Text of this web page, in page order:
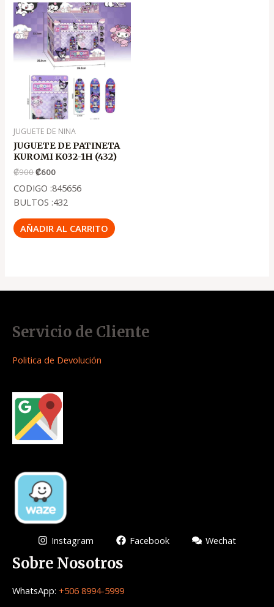
JUGUETE DE NINA
JUGUETE DE PATINETA
KUROMI K032-1H (432)
₡900
El
precio
original
era:
.
₡900
₡600
El
precio
actual
es:
.
₡600
CODIGO :845656
BULTOS :432
AÑADIR AL CARRITO
Servicio de Cliente
Politica de Devolución
Instagram Facebook Wechat
Sobre Nosotros
WhatsApp: +506 8994-5999